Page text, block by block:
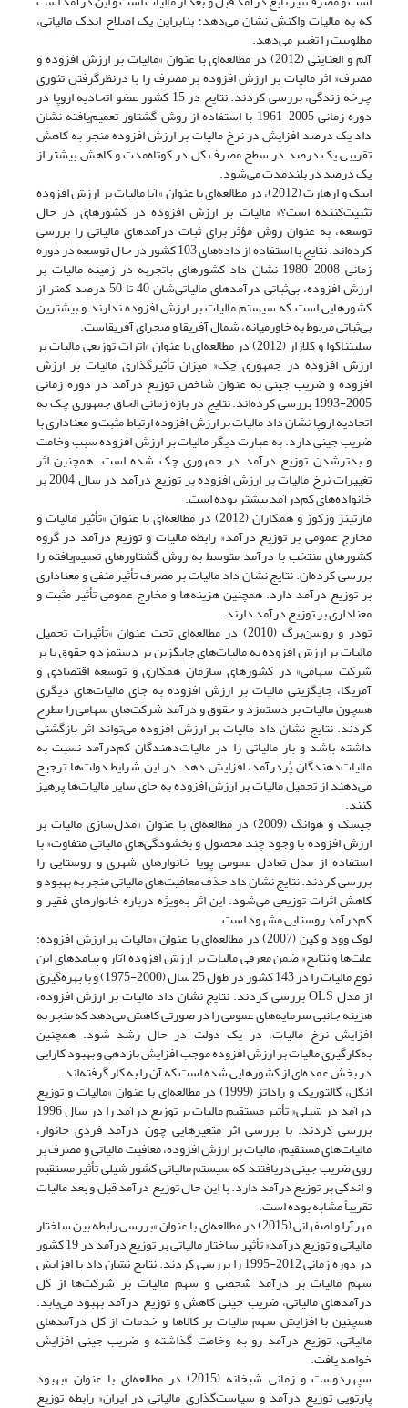
که به مالیات واکنش نشان می‌دهد؛ بنابراین یک اصلاح اندک مالیاتی،
مطلوبیت را تغییر می‌دهد.
آلم و الغناینی (2012) در مطالعه‌ای با عنوان »مالیات بر ارزش افزوده و
مصرف« اثر مالیات بر ارزش افزوده بر مصرف را با درنظرگرفتن تئوری
چرخه زندگی، بررسی کردند. نتایج در 15 کشور عضو اتحادیه اروپا در
دوره زمانی 2005-1961 با استفاده از روش گشتاور تعمیم‌یافته نشان
داد یک درصد افزایش در نرخ مالیات بر ارزش افزوده منجر به کاهش
تقریبی یک درصد در سطح مصرف کل در کوتاه‌مدت و کاهش بیشتر از
یک درصد در بلند‌مدت می‌شود.
ایبک و ارهارت (2012)، در مطالعه‌ای با عنوان »آیا مالیات بر ارزش افزوده
تثبیت‌کننده است؟« مالیات بر ارزش افزوده در کشورهای در حال
توسعه، به عنوان روش مؤثر برای ثبات درآمدهای مالیاتی را بررسی
کرده‌اند. نتایج با استفاده از داده‌های 103 کشور در حال توسعه در دوره
زمانی 2008-1980 نشان داد کشورهای باتجربه در زمینه مالیات بر
ارزش افزوده، بی‌ثباتی درآمدهای مالیاتی‌شان 40 تا 50 درصد کمتر از
کشورهایی است که سیستم مالیات بر ارزش افزوده ندارند و بیشترین
بی‌ثباتی مربوط به خاورمیانه، شمال آفریقا و صحرای آفریقاست.
سلیتناکوا و کلازار (2012) در مطالعه‌ای با عنوان »اثرات توزیعی مالیات بر
ارزش افزوده در جمهوری چک« میزان تأثیر‌گذاری مالیات بر ارزش
افزوده و ضریب جینی به عنوان شاخص توزیع درآمد در دوره زمانی
2005-1993 بررسی کرده‌اند. نتایج در بازه زمانی الحاق جمهوری چک به
اتحادیه اروپا نشان داد مالیات بر ارزش افزوده ارتباط مثبت و معناداری با
ضریب جینی دارد. به عبارت دیگر مالیات بر ارزش افزوده سبب وخامت
و بدترشدن توزیع درآمد در جمهوری چک شده است. همچنین اثر
تغییرات نرخ مالیات بر ارزش افزوده بر توزیع درآمد در سال 2004 بر
خانواده‌های کم‌درآمد بیشتر بوده است.
مارتینز وزکوز و همکاران (2012) در مطالعه‌ای با عنوان »تأثیر مالیات و
مخارج عمومی بر توزیع درآمد« رابطه مالیات و توزیع درآمد در گروه
کشورهای منتخب با درآمد متوسط به روش گشتاورهای تعمیم‌یافته را
بررسی کرده‌ان. نتایج نشان داد مالیات بر مصرف تأثیر منفی و معناداری
بر توزیع درآمد دارد. همچنین هزینه‌ها و مخارج عمومی تأثیر مثبت و
معناداری بر توزیع درآمد دارند.
تودر و روسن‌برگ (2010) در مطالعه‌ای تحت عنوان »تأثیرات تحمیل
مالیات بر ارزش افزوده به مالیات‌های جایگزین بر دستمزد و حقوق یا بر
شرکت سهامی» در کشورهای سازمان همکاری و توسعه اقتصادی و
آمریکا، جایگزینی مالیات بر ارزش افزوده به جای مالیات‌های دیگری
همچون مالیات بر دستمزد و حقوق و درآمد شرکت‌های سهامی را مطرح
کردند. نتایج نشان داد مالیات بر ارزش افزوده می‌تواند اثر بازگشتی
داشته باشد و بار مالیاتی را در مالیات‌دهندگان کم‌درآمد نسبت به
مالیات‌دهندگان پُردرآمد، افزایش دهد. در این شرایط دولت‌ها ترجیح
می‌دهند از تحمیل مالیات بر ارزش افزوده به جای سایر مالیات‌ها پرهیز
کنند.
جیسک و هوانگ (2009) در مطالعه‌ای با عنوان »مدل‌سازی مالیات بر
ارزش افزوده با وجود چند محصول و بخشودگی‌های مالیاتی متفاوت« با
استفاده از مدل تعادل عمومی پویا خانوارهای شهری و روستایی را
بررسی کردند. نتایج نشان داد حذف معافیت‌های مالیاتی منجر به بهبود و
کاهش اثرات توزیعی می‌شود. این اثر به‌ویژه درباره خانوارهای فقیر و
کم‌درآمد روستایی مشهود است.
لوک وود و کین (2007) در مطالعه‌ای با عنوان «مالیات بر ارزش افزوده:
علت‌ها و نتایج« ضمن معرفی مالیات بر ارزش افزوده آثار و پیامدهای این
نوع مالیات را در 143 کشور در طول 25 سال (2000-1975) و با بهره‌گیری
از مدل OLS بررسی کردند. نتایج نشان داد مالیات بر ارزش افزوده،
هزینه جانبی سرمایه‌های عمومی را در صورتی کاهش می‌دهد که منجر به
افزایش نرخ مالیات، در یک دولت در حال رشد شود. همچنین
به‌کارگیری مالیات بر ارزش افزوده موجب افزایش بازدهی و بهبود کارایی
در بخش عمده‌ای از کشورهایی شده است که آن را به کار گرفته‌اند.
انگل، گالتوریک و راداتز (1999) در مطالعه‌ای با عنوان »مالیات و توزیع
درآمد در شیلی« تأثیر مستقیم مالیات بر توزیع درآمد را در سال 1996
بررسی کردند. با بررسی اثر متغیرهایی چون درآمد فردی خانوار،
مالیات‌های مستقیم، مالیات بر ارزش افزوده، معافیت مالیاتی و مصرف بر
روی ضریب جینی دریافتند که سیستم مالیاتی کشور شیلی تأثیر مستقیم
و اندکی بر توزیع درآمد دارد. با این حال توزیع درآمد قبل و بعد مالیات
تقریباً مشابه بوده است.
مهرآرا و اصفهانی (2015) در مطالعه‌ای با عنوان »بررسی رابطه بین ساختار
مالیاتی و توزیع درآمد« تأثیر ساختار مالیاتی بر توزیع درآمد در 19 کشور
در دوره زمانی 2012-1995 را بررسی کردند. نتایج نشان داد با افزایش
سهم مالیات بر درآمد شخصی و سهم مالیات بر شرکت‌ها از کل
درآمدهای مالیاتی، ضریب جینی کاهش و توزیع درآمد بهبود می‌یابد.
همچنین با افزایش سهم مالیات بر کالاها و خدمات از کل درآمدهای
مالیاتی، توزیع درآمد رو به وخامت گذاشته و ضریب جینی افزایش
خواهد یافت.
سپهردوست و زمانی شبخانه (2015) در مطالعه‌ای با عنوان »بهبود
پارتویی توزیع درآمد و سیاست‌گذاری مالیاتی در ایران« رابطه توزیع